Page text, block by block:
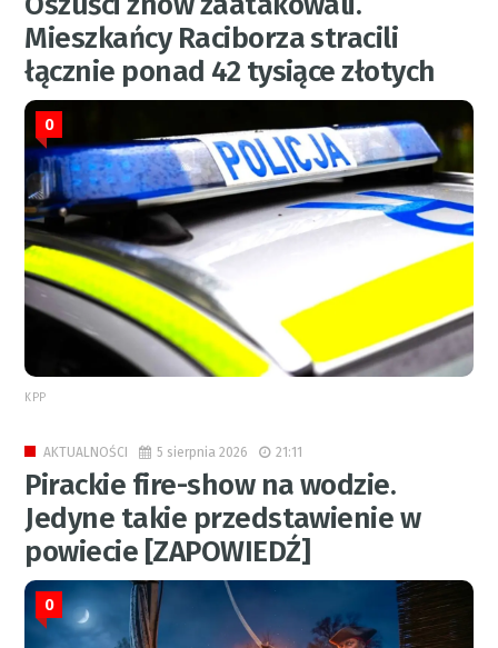
Mieszkańcy Raciborza stracili
łącznie ponad 42 tysiące złotych
0
KPP
AKTUALNOŚCI 5 sierpnia 2026 21:11
Pirackie fire-show na wodzie.
Jedyne takie przedstawienie w
powiecie [ZAPOWIEDŹ]
0